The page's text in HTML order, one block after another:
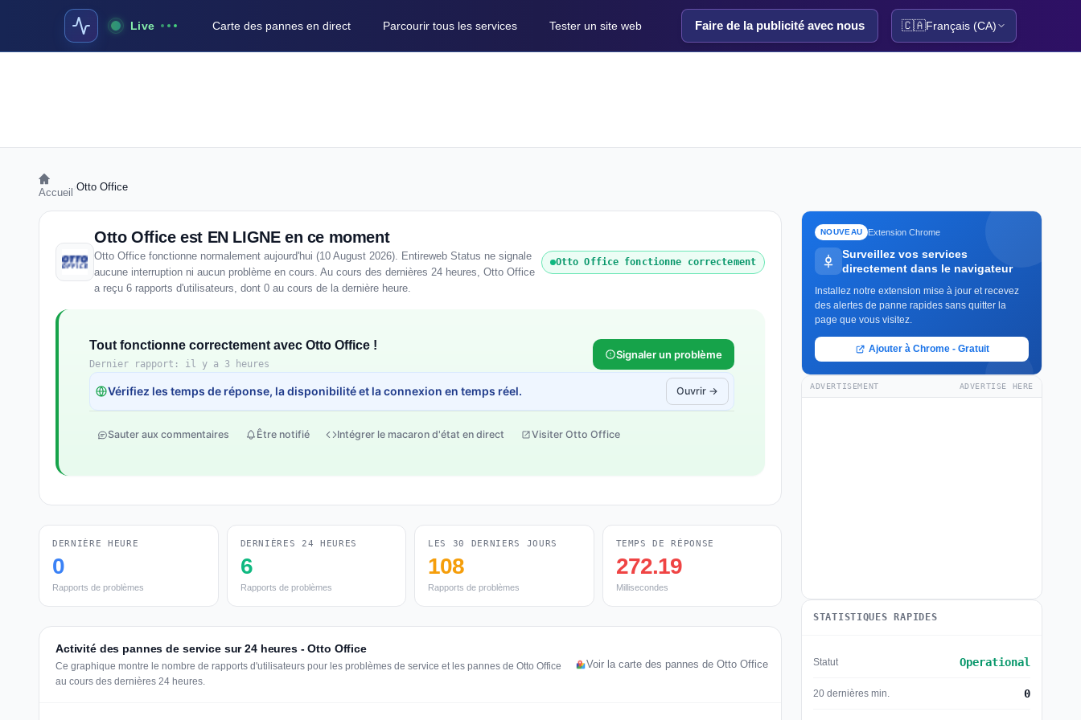
Live Carte des pannes en direct Parcourir tous les services Tester un site web Faire de la publicité avec nous 🇨🇦Français (CA)
Accueil Otto Office
Otto Office est EN LIGNE en ce moment
Otto Office fonctionne normalement aujourd'hui (10 August 2026). Entireweb Status ne signale
aucune interruption ni aucun problème en cours. Au cours des dernières 24 heures, Otto Office
a reçu 6 rapports d'utilisateurs, dont 0 au cours de la dernière heure.
Otto Office fonctionne correctement
Tout fonctionne correctement avec Otto Office !
Dernier rapport: il y a 3 heures
Signaler un problème
Vérifiez les temps de réponse, la disponibilité et la connexion en temps réel. Ouvrir →
Sauter aux commentaires Être notifié Intégrer le macaron d'état en direct Visiter Otto Office
DERNIÈRE HEURE
0
Rapports de problèmes
DERNIÈRES 24 HEURES
6
Rapports de problèmes
LES 30 DERNIERS JOURS
108
Rapports de problèmes
TEMPS DE RÉPONSE
272.19
Millisecondes
Activité des pannes de service sur 24 heures - Otto Office
Ce graphique montre le nombre de rapports d'utilisateurs pour les problèmes de service et les pannes de Otto Office
au cours des dernières 24 heures.
Voir la carte des pannes de Otto Office
NOUVEAU Extension Chrome
Surveillez vos services
directement dans le navigateur
Installez notre extension mise à jour et recevez
des alertes de panne rapides sans quitter la
page que vous visitez.
Ajouter à Chrome - Gratuit
ADVERTISEMENT ADVERTISE HERE
STATISTIQUES RAPIDES
Statut Operational
20 dernières min. 0